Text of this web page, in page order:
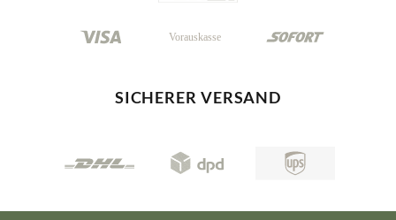
SICHERER VERSAND